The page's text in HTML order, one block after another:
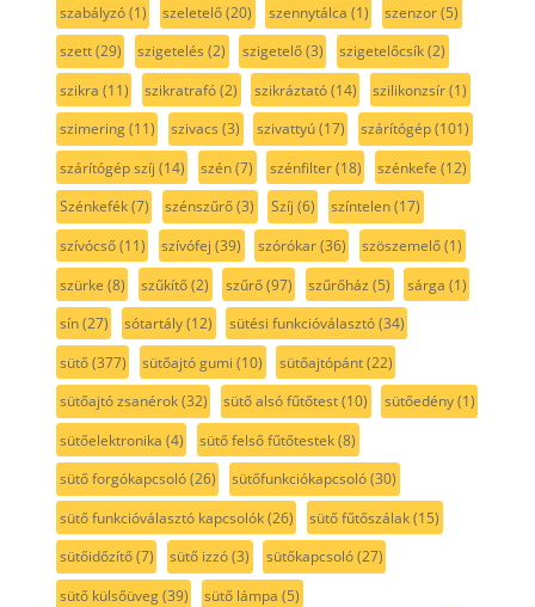
szabályzó(1) szeletelő(20) szennytálca (1) szenzor(5)
szett(29) szigetelés (2) szigetelő(3) szigetelőcsík(2)
szikra (11) szikratrafó(2) szikráztató(14) szilikonzsír(1)
szimering(11) szivacs (3) szivattyú(17) szárítógép(101)
szárítógép szíj (14) szén(7) szénfilter(18) szénkefe (12)
Szénkefék(7) szénszűrő(3) Szíj (6) színtelen(17)
szívócső(11) szívófej (39) szórókar(36) szöszemelő(1)
szürke (8) szűkítő(2) szűrő(97) szűrőház (5) sárga (1)
sín(27) sótartály(12) sütési funkcióválasztó(34)
sütő(377) sütőajtó gumi (10) sütőajtópánt(22)
sütőajtó zsanérok(32) sütő alsó fűtőtest(10) sütőedény(1)
sütőelektronika (4) sütő felső fűtőtestek(8)
sütő forgókapcsoló(26) sütőfunkciókapcsoló(30)
sütő funkcióválasztó kapcsolók(26) sütő fűtőszálak(15)
sütőidőzítő(7) sütő izzó(3) sütőkapcsoló(27)
sütő külsőüveg(39) sütő lámpa (5)